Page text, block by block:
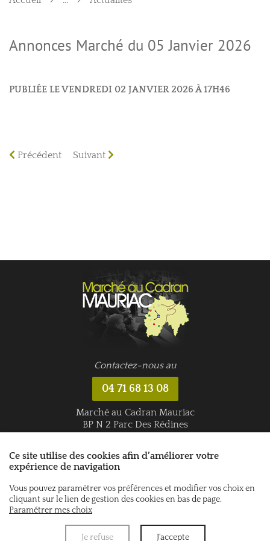
Annonces Marché du 05 Janvier 2026
PUBLIÉE LE VENDREDI 02 JANVIER 2026 À 17H46
Précédent Suivant
Contactez-nous au
04 71 68 13 08
Marché au Cadran Mauriac
BP N 2 Parc Des Rédines
Données personnelles Mentions légales
Ce site utilise des cookies afin d’améliorer votre
expérience de navigation
Vous pouvez paramétrer vos préférences et modifier vos choix en
cliquant sur le lien de gestion des cookies en bas de page.
Paramétrer mes choix
Je refuse J'accepte